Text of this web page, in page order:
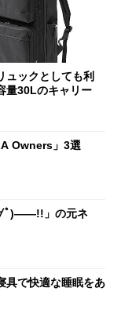
ュックとしても利
量30Lのキャリー
Owners」3選
ﾟ)――!!」の元ネ
具で快適な睡眠をあ